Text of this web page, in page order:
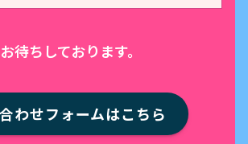
待ちしております。
わせフォームはこちら